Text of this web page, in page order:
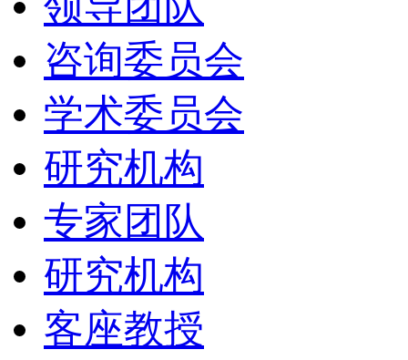
咨询委员会
学术委员会
研究机构
专家团队
研究机构
客座教授